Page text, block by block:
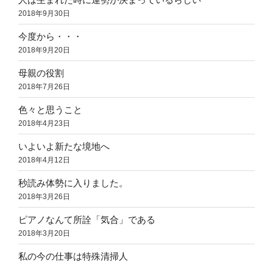
2018年9月30日
今度から・・・
2018年9月20日
母親の役割
2018年7月26日
色々と思うこと
2018年4月23日
いよいよ新たな境地へ
2018年4月12日
秒読み体勢に入りました。
2018年3月26日
ピアノなんて所詮「気合」である
2018年3月20日
私の今の仕事は特殊清掃人